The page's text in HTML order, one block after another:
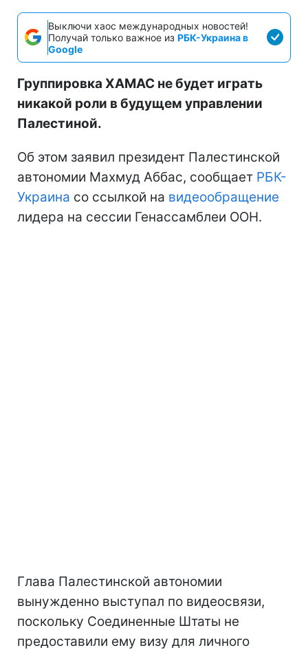
Выключи хаос международных новостей!
Получай только важное из РБК-Украина в
Google
Группировка ХАМАС не будет играть
никакой роли в будущем управлении
Палестиной.
Об этом заявил президент Палестинской
автономии Махмуд Аббас, сообщает РБК-
Украина со ссылкой на видеообращение
лидера на сессии Генассамблеи ООН.
Глава Палестинской автономии
вынужденно выступал по видеосвязи,
поскольку Соединенные Штаты не
предоставили ему визу для личного